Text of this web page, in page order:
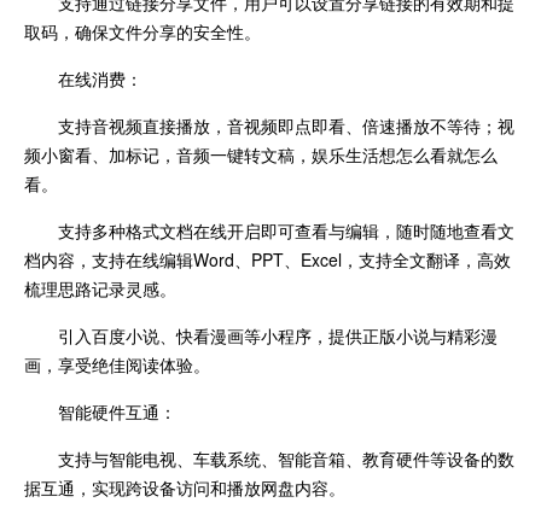
取码，确保文件分享的安全性。
在线消费：
支持音视频直接播放，音视频即点即看、倍速播放不等待；视
频小窗看、加标记，音频一键转文稿，娱乐生活想怎么看就怎么
看。
支持多种格式文档在线开启即可查看与编辑，随时随地查看文
档内容，支持在线编辑Word、PPT、Excel，支持全文翻译，高效
梳理思路记录灵感。
引入百度小说、快看漫画等小程序，提供正版小说与精彩漫
画，享受绝佳阅读体验。
智能硬件互通：
支持与智能电视、车载系统、智能音箱、教育硬件等设备的数
据互通，实现跨设备访问和播放网盘内容。